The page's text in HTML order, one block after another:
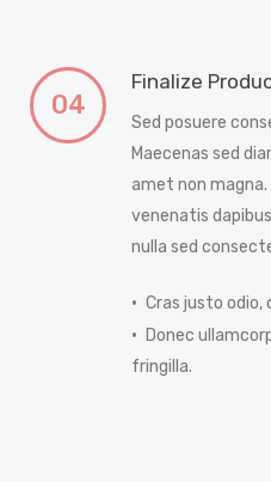
04
Finalize
Sed posuere
Maecenas sed
amet non
venenatis
nulla sed
Cras justo odio,
Donec
fringilla.